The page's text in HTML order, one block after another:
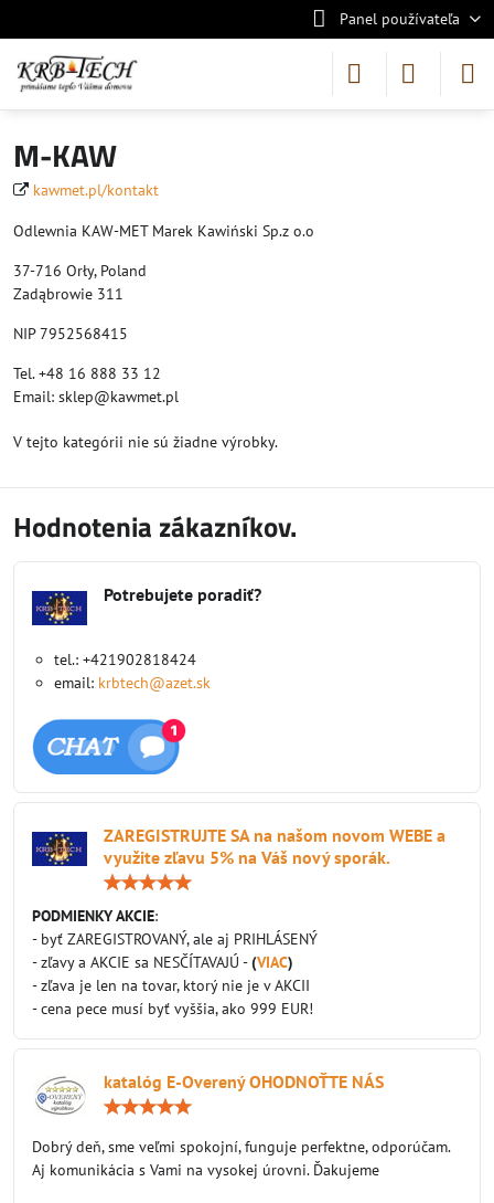
Panel používateľa
M-KAW
kawmet.pl/kontakt
Odlewnia KAW-MET Marek Kawiński Sp.z o.o
37-716 Orły, Poland
Zadąbrowie 311
NIP 7952568415
Tel. +48 16 888 33 12
Email: sklep@kawmet.pl
V tejto kategórii nie sú žiadne výrobky.
Hodnotenia zákazníkov.
Potrebujete poradiť?
tel.: +421902818424
email: krbtech@azet.sk
ZAREGISTRUJTE SA na našom novom WEBE a
využite zľavu 5% na Váš nový sporák.
PODMIENKY AKCIE:
- byť ZAREGISTROVANÝ, ale aj PRIHLÁSENÝ
- zľavy a AKCIE sa NESČÍTAVAJÚ -(VIAC)
- zľava je len na tovar, ktorý nie je v AKCII
- cena pece musí byť vyššia, ako 999 EUR!
katalóg E-Overený OHODNOŤTE NÁS
5
Dobrý deň, sme veľmi spokojní, funguje perfektne, odporúčam.
Aj komunikácia s Vami na vysokej úrovni. Ďakujeme